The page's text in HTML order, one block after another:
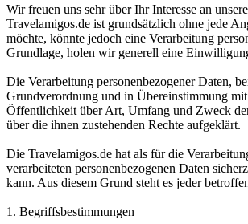
Wir freuen uns sehr über Ihr Interesse an
Travelamigos.de ist grundsätzlich ohne jede
möchte, könnte jedoch eine Verarbeitung
Grundlage, holen wir generell eine
Die Verarbeitung personenbezogener Daten,
Grundverordnung und in Übereinstimmung
Öffentlichkeit über Art, Umfang und Zweck
über die ihnen zustehenden Rechte aufgeklärt.
Die Travelamigos.de hat als für die
verarbeiteten personenbezogenen Daten
kann. Aus diesem Grund steht es jeder
1. Begriffsbestimmungen